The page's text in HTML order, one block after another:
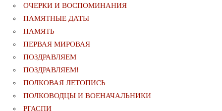
ОЧЕРКИ И ВОСПОМИНАНИЯ
ПАМЯТНЫЕ ДАТЫ
ПАМЯТЬ
ПЕРВАЯ МИРОВАЯ
ПОЗДРАВЛЯЕМ
ПОЗДРАВЛЯЕМ!
ПОЛКОВАЯ ЛЕТОПИСЬ
ПОЛКОВОДЦЫ И ВОЕНАЧАЛЬНИКИ
РГАСПИ